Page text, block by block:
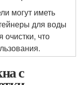
могут иметь
для воды
очистки, что
с